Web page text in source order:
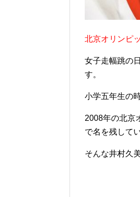
北京オリンピ
女子走幅跳の
す。
小学五年生の
2008年の北京
で名を残して
そんな井村久